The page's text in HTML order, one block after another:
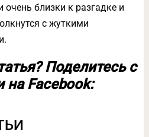
очень близки к разгадке и
с жуткими
Поделитесь с
на Facebook: